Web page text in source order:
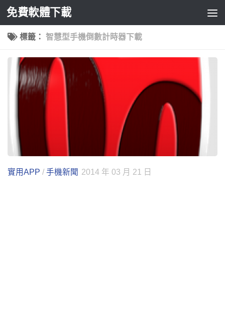
Skip to content
免費軟體下載
標籤： 智慧型手機倒數計時器下載
實用APP / 手機新聞 2014 年 03 月 21 日